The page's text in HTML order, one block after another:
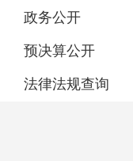
政务公开
预决算公开
法律法规查询